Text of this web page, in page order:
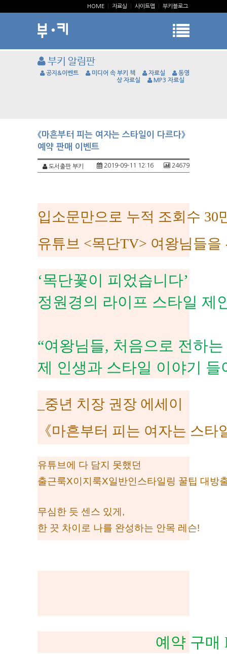
HOME 자료실 사이트맵 부키블로그
부키 알림판
공지&이벤트 미디어 속 부키 책 자료실
동영
상 자료실
MP3 자료실
《마흔부터 피는 여자는 스타일이 다르다》
예약 판매 이벤트
도서출판 부키 24679
2019-09-11 12:16
입소문만으로 누적 조회수 30
유튜브 <목단TV> 여왕님들을
‘목단꽃이 피었습니다’
정원경의 라이프 스타일 제
“여왕님들, 처음으로 전하는
제 인생과 스타일 이야기 들
_중년 치장 권장 에세이
《마흔부터 피는 여자는 스타
유튜브에 다 담지 못했던
출근룩X이지룩X일반인스타일링 꿀팁 대방
무심한 듯 센스 있게,
한 끗 차이로 나를 완성하는 안목 레슨!
예약 구매